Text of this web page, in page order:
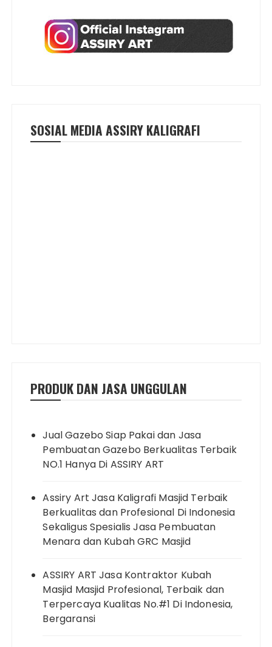
SOSIAL MEDIA ASSIRY KALIGRAFI
PRODUK DAN JASA UNGGULAN
Jual Gazebo Siap Pakai dan Jasa
Pembuatan Gazebo Berkualitas Terbaik
NO.1 Hanya Di ASSIRY ART
Assiry Art Jasa Kaligrafi Masjid Terbaik
Berkualitas dan Profesional Di Indonesia
Sekaligus Spesialis Jasa Pembuatan
Menara dan Kubah GRC Masjid
ASSIRY ART Jasa Kontraktor Kubah
Masjid Masjid Profesional, Terbaik dan
Terpercaya Kualitas No.#1 Di Indonesia,
Bergaransi